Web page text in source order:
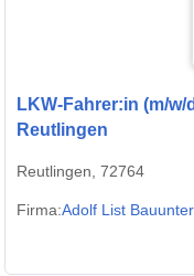
LKW-Fahrer:in (m/
Reutlingen
Reutlingen, 72764
Firma:Adolf List